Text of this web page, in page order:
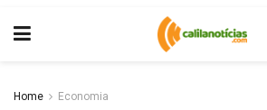
Home Economia